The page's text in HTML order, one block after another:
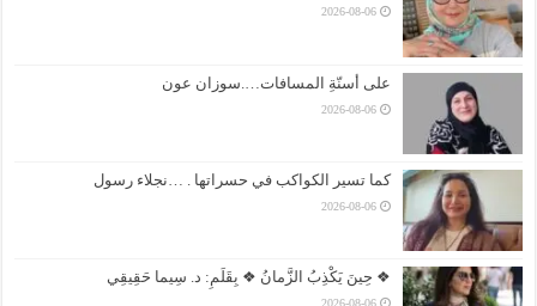
2026-08-06
على أسنّةِ المسافات….سوزان عون
2026-08-06
كما تسير الكواكب في حسراتها . …نجلاء رسول
2026-08-06
❖ حِينَ يَكْذِبُ الزَّمانُ ❖ بِقَلَمِ: د. سِيما حَقِيقِي
2026-08-06